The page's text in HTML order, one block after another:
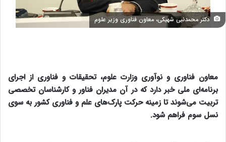
دکتر محمدنبی شهیکی، معاون فناوری وزیر علوم
معاون فناوری و نوآوری وزارت علوم، تحقیقات و فناوری از اجرای
برنامه‌ای ملی خبر دارد که در آن مدیران فناور و کارشناسان تخصصی
تربیت می‌شوند تا زمینه حرکت پارک‌های علم‌ و فناوری کشور به سوی
نسل سوم فراهم شود.